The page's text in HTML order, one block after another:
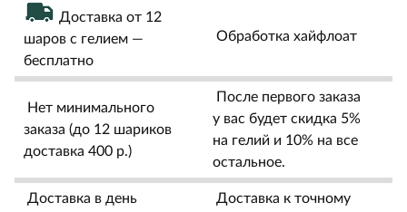
Доставка от 12
шаров с гелием —
бесплатно
Обработка хайфлоат
Нет минимального
заказа (до 12 шариков
доставка 400 р.)
После первого заказа
у вас будет скидка 5%
на гелий и 10% на все
остальное.
Доставка в день
Доставка к точному